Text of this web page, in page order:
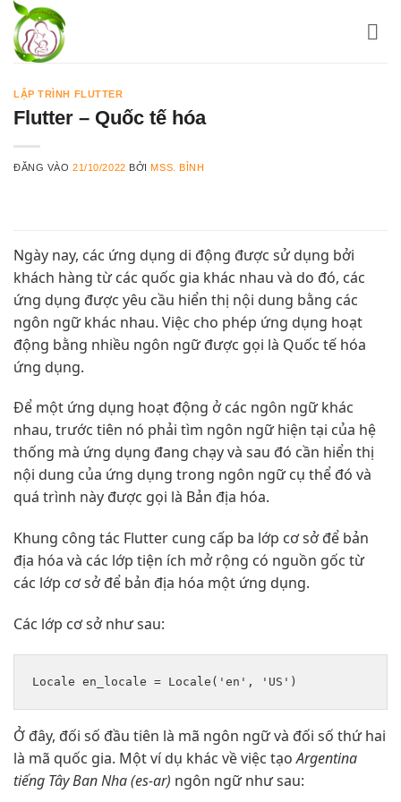
Bỏ
qua
nội
LẬP TRÌNH FLUTTER
Flutter – Quốc tế hóa
ĐĂNG VÀO21/10/2022 BỞIMSS. BÌNH
Ngày nay, các ứng dụng di động được sử dụng bởi
khách hàng từ các quốc gia khác nhau và do đó, các
ứng dụng được yêu cầu hiển thị nội dung bằng các
ngôn ngữ khác nhau. Việc cho phép ứng dụng hoạt
động bằng nhiều ngôn ngữ được gọi là Quốc tế hóa
ứng dụng.
Để một ứng dụng hoạt động ở các ngôn ngữ khác
nhau, trước tiên nó phải tìm ngôn ngữ hiện tại của hệ
thống mà ứng dụng đang chạy và sau đó cần hiển thị
nội dung của ứng dụng trong ngôn ngữ cụ thể đó và
quá trình này được gọi là Bản địa hóa.
Khung công tác Flutter cung cấp ba lớp cơ sở để bản
địa hóa và các lớp tiện ích mở rộng có nguồn gốc từ
các lớp cơ sở để bản địa hóa một ứng dụng.
Các lớp cơ sở như sau:
Ở đây, đối số đầu tiên là mã ngôn ngữ và đối số thứ hai
là mã quốc gia. Một ví dụ khác về việc tạoArgentina
tiếng Tây Ban Nha (es-ar) ngôn ngữ như sau: